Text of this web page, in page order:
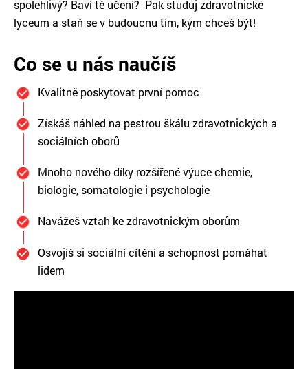
spolehlivý? Baví tě učení? Pak studuj zdravotnické
lyceum a staň se v budoucnu tím, kým chceš být!
Co se u nás naučíš
Kvalitně poskytovat první pomoc
Získáš náhled na pestrou škálu zdravotnických a
sociálních oborů
Mnoho nového díky rozšířené výuce chemie,
biologie, somatologie i psychologie
Navážeš vztah ke zdravotnickým oborům
Osvojíš si sociální cítění a schopnost pomáhat
lidem